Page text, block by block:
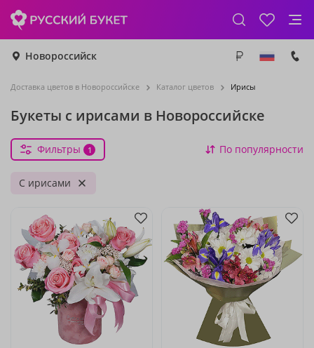
Новороссийск
Доставка цветов в Новороссийске Каталог цветов Ирисы
Букеты с ирисами в Новороссийске
Фильтры 1 По популярности
С ирисами